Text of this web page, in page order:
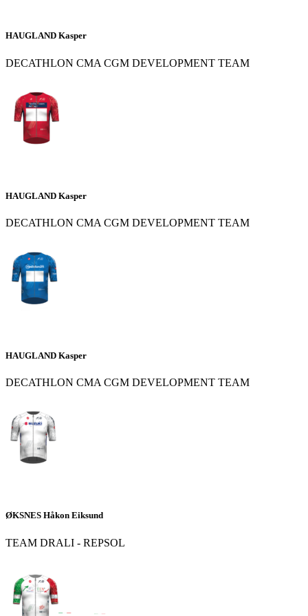
HAUGLAND Kasper
DECATHLON CMA CGM DEVELOPMENT TEAM
HAUGLAND Kasper
DECATHLON CMA CGM DEVELOPMENT TEAM
HAUGLAND Kasper
DECATHLON CMA CGM DEVELOPMENT TEAM
ØKSNES Håkon Eiksund
TEAM DRALI - REPSOL